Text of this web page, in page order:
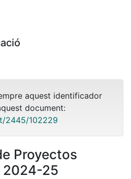
aquest identificador
document:
2445/102229
Proyectos
2024-25